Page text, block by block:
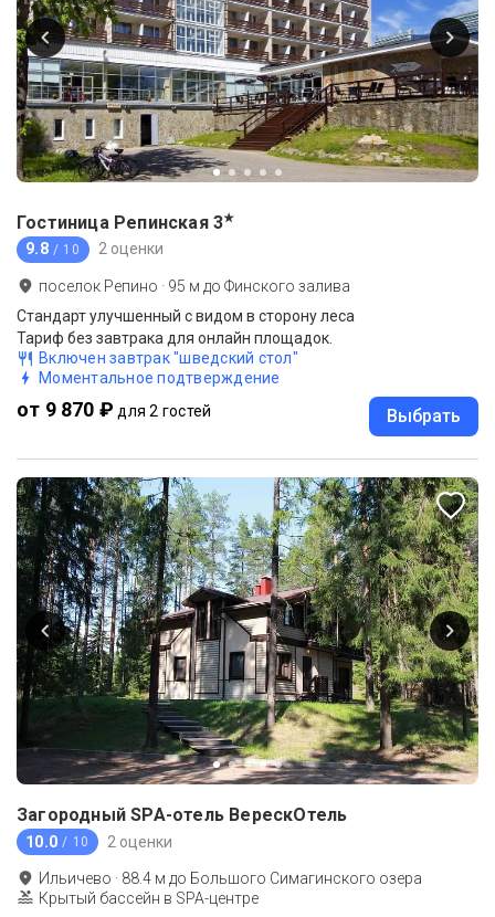
Гостиница Репинская 3★
9.8 / 10 2 оценки
поселок Репино · 95 м до Финского залива
Стандарт улучшенный c видом в сторону леса
Тариф без завтрака для онлайн площадок.
Включен завтрак "шведский стол"
Моментальное подтверждение
от 9 870 ₽ для 2 гостей Выбрать
Загородный SPA-отель ВерескОтель
10.0 / 10 2 оценки
Ильичево · 88.4 м до Большого Симагинского озера
Крытый бассейн в SPA-центре